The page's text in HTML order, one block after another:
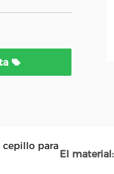
cepillo para
El material: